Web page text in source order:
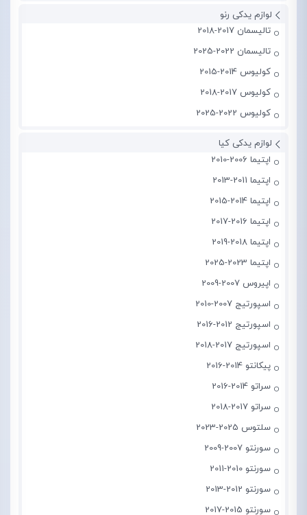
لوازم یدکی رنو
تالیسمان 2017-2018
تالیسمان 2022-2025
کولیوس 2014-2015
کولیوس 2017-2018
کولیوس 2022-2025
لوازم یدکی کیا
اپتیما 2006-2010
اپتیما 2011-2013
اپتیما 2014-2015
اپتیما 2016-2017
اپتیما 2018-2019
اپتیما 2023-2025
اپیروس 2007-2009
اسپورتیج 2007-2010
اسپورتیج 2012-2016
اسپورتیج 2017-2018
پیکانتو 2014-2016
سراتو 2014-2016
سراتو 2017-2018
سلتوس 2025-2023
سورنتو 2007-2009
سورنتو 2010-2011
سورنتو 2012-2013
سورنتو 2015-2017